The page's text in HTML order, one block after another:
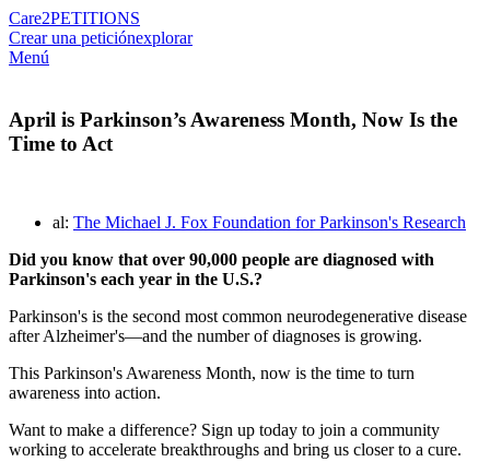
Care2PETITIONS
Crear una peticiónexplorar
Menú
April is Parkinson’s Awareness Month, Now Is the
Time to Act
al: The Michael J. Fox Foundation for Parkinson's Research
Did you know that over 90,000 people are diagnosed with
Parkinson's each year in the U.S.?
Parkinson's is the second most common neurodegenerative disease
after Alzheimer's—and the number of diagnoses is growing.
This Parkinson's Awareness Month, now is the time to turn
awareness into action.
Want to make a difference? Sign up today to join a community
working to accelerate breakthroughs and bring us closer to a cure.